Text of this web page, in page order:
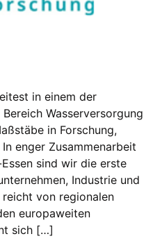
in einem der
Wasserversorgung
in Forschung,
enger Zusammenarbeit
sind wir die erste
Industrie und
reicht von regionalen
europaweiten
sich […]